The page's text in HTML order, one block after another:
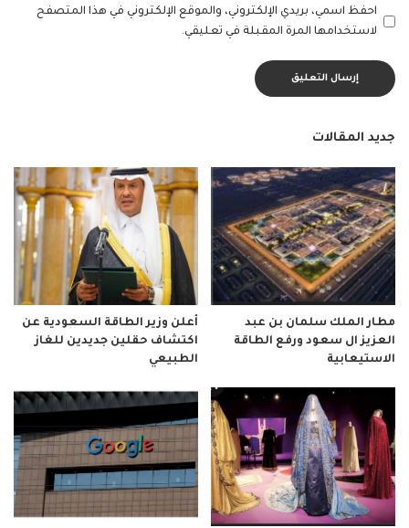
احفظ اسمي، بريدي الإلكتروني، والموقع الإلكتروني في هذا المتصفح
لاستخدامها المرة المقبلة في تعليقي.
جديد المقالات
مطار الملك سلمان بن عبد
العزيز ال سعود ورفع الطاقة
الاستيعابية
أعلن وزير الطاقة السعودية عن
اكتشاف حقلين جديدين للغاز
الطبيعي